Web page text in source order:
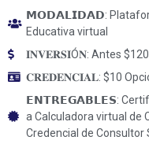
𝗠𝗢𝗗𝗔𝗟𝗜𝗗𝗔𝗗:
Educativa virtual
𝐈𝐍𝐕𝐄𝐑𝐒𝐈Ó𝐍: Antes
𝐂𝐑𝐄𝐃𝐄𝐍𝐂𝐈𝐀𝐋: $10
𝗘𝗡𝗧𝗥𝗘𝗚𝗔𝗕𝗟𝗘𝗦:
a Calculadora virtual de
Credencial de Consultor